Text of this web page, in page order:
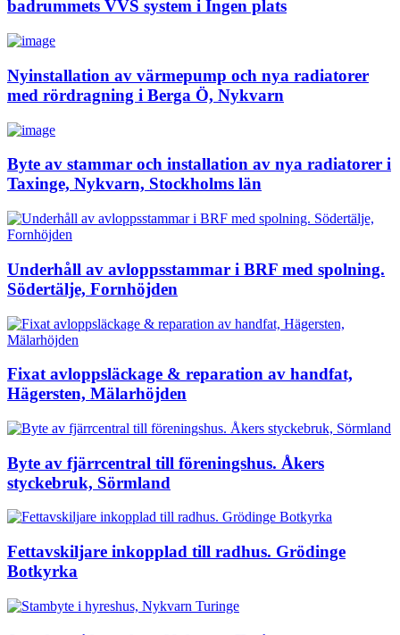
badrummets VVS system i Ingen plats
Nyinstallation av värmepump och nya radiatorer
med rördragning i Berga Ö, Nykvarn
Byte av stammar och installation av nya radiatorer i
Taxinge, Nykvarn, Stockholms län
Underhåll av avloppsstammar i BRF med spolning.
Södertälje, Fornhöjden
Fixat avloppsläckage & reparation av handfat,
Hägersten, Mälarhöjden
Byte av fjärrcentral till föreningshus. Åkers
styckebruk, Sörmland
Fettavskiljare inkopplad till radhus. Grödinge
Botkyrka